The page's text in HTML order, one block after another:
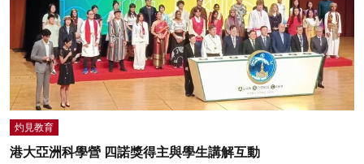
灼見教育
港大亞洲科學營 四諾獎得主與學生講解互動